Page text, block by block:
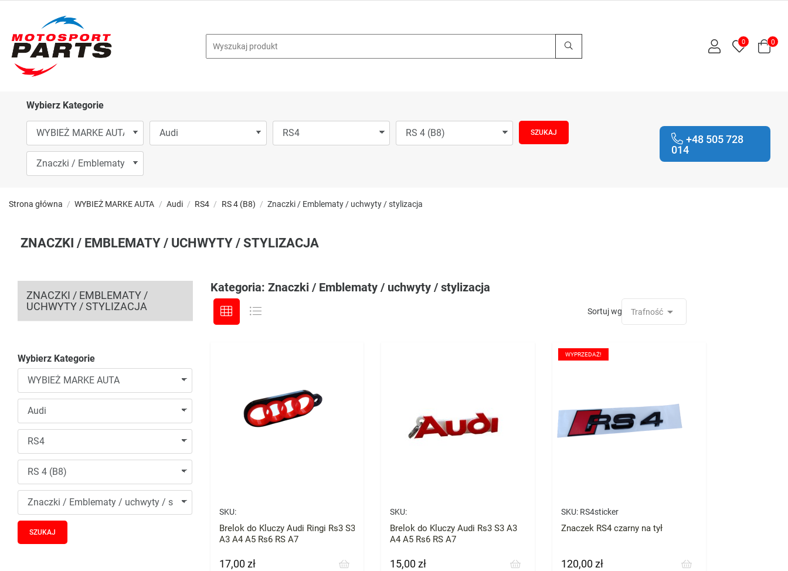
0 0
Wybierz Kategorie
+48 505 728
014
Strona główna WYBIEŻ MARKE AUTA Audi RS4 RS 4 (B8) Znaczki / Emblematy / uchwyty / stylizacja
ZNACZKI / EMBLEMATY / UCHWYTY / STYLIZACJA
ZNACZKI / EMBLEMATY /
UCHWYTY / STYLIZACJA
Wybierz Kategorie
Kategoria: Znaczki / Emblematy / uchwyty / stylizacja
Sortuj wg: Trafność
SKU:
Brelok do Kluczy Audi Ringi Rs3 S3
A3 A4 A5 Rs6 RS A7
Cena
17,00 zł
SKU:
Brelok do Kluczy Audi Rs3 S3 A3
A4 A5 Rs6 RS A7
Cena
15,00 zł
SKU: RS4sticker
Znaczek RS4 czarny na tył
Cena
120,00 zł
WYPRZEDAŻ!